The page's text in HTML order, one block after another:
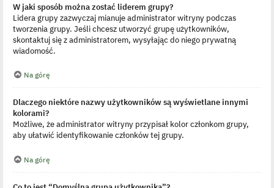
W jaki sposób można zostać liderem grupy?
Lidera grupy zazwyczaj mianuje administrator witryny podczas
tworzenia grupy. Jeśli chcesz utworzyć grupę użytkowników,
skontaktuj się z administratorem, wysyłając do niego prywatną
wiadomość.
Na górę
Dlaczego niektóre nazwy użytkowników są wyświetlane innymi
kolorami?
Możliwe, że administrator witryny przypisał kolor członkom grupy,
aby ułatwić identyfikowanie członków tej grupy.
Na górę